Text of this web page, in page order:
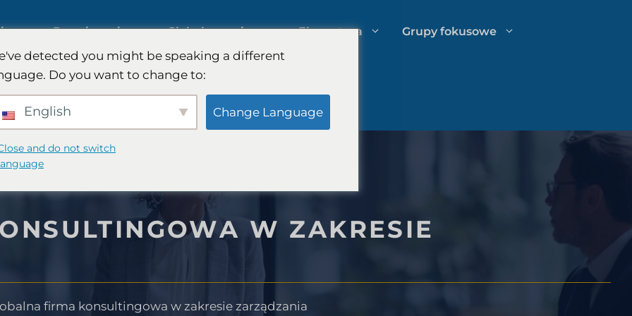
Rozwiązania
Międzynarodowe badania rynku
Badania jakościowe i ilościowe
Doradztwo strategiczne
Testowanie smaku
Zarządzanie wydatkami kancelarii
Globalny zasięg Ekspertyza Grupy fokusowe
W ZAKRESIE
firma konsultingowa w zakresie zarządzania
detected you might be speaking a different
Do you want to change to:
English Change Language
and do not switch